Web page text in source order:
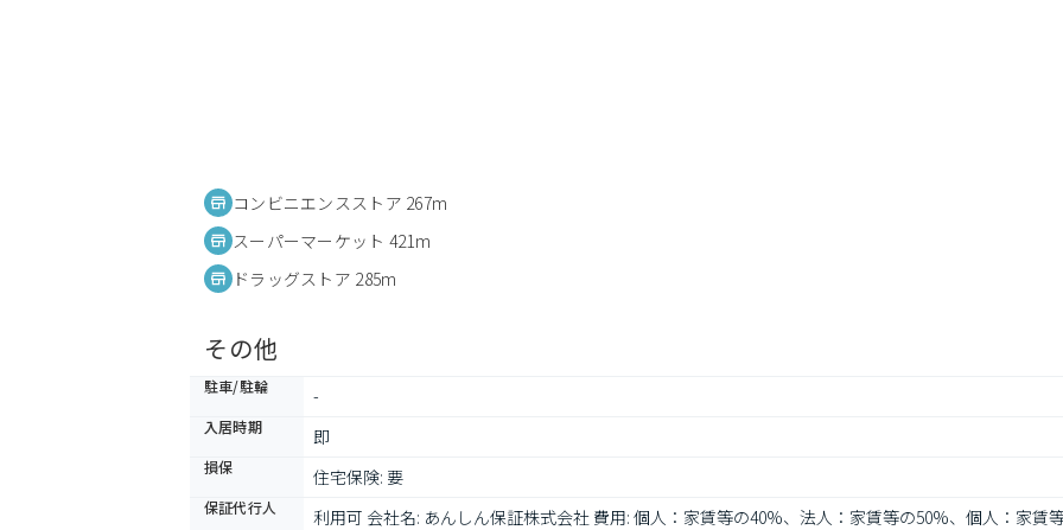
コンビニエンスストア 267m
スーパーマーケット 421m
ドラッグストア 285m
その他
駐車/駐輪 -
入居時期 即
損保 住宅保険: 要
保証代行人 利用可 会社名: あんしん保証株式会社 費用: 個人：家賃等の40%、法人：家賃等の50%、個人：家賃